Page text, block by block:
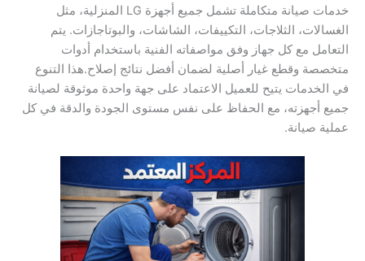
خدمات صيانة متكاملة تشمل جميع أجهزة LG المنزلية، مثل
الغسالات، الثلاجات، التكييفات، الشاشات، والبوتاجازات. يتم
التعامل مع كل جهاز وفق مواصفاته الفنية باستخدام أدوات
متخصصة وقطع غيار أصلية لضمان أفضل نتائج إصلاح.هذا التنوع
في الخدمات يتيح للعميل الاعتماد على جهة واحدة موثوقة لصيانة
جميع أجهزته، مع الحفاظ على نفس مستوى الجودة والدقة في كل
عملية صيانة.